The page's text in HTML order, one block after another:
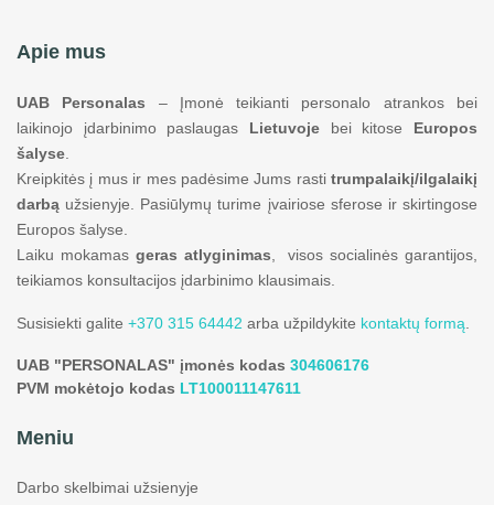
Apie mus
UAB Personalas – Įmonė teikianti personalo atrankos bei
laikinojo įdarbinimo paslaugas Lietuvoje bei kitose Europos
šalyse
Kreipkitės į mus ir mes padėsime Jums rasti trumpalaikį/ilgalaikį
darbą užsienyje. Pasiūlymų turime įvairiose sferose ir skirtingose
Europos šalyse.
Laiku mokamas geras atlyginimas , visos socialinės garantijos,
teikiamos konsultacijos įdarbinimo klausimais.
Susisiekti galite +370 315 64442 arba užpildykite kontaktų formą
UAB "PERSONALAS" įmonės kodas 304606176
PVM mokėtojo kodas LT100011147611
Meniu
Darbo skelbimai užsienyje